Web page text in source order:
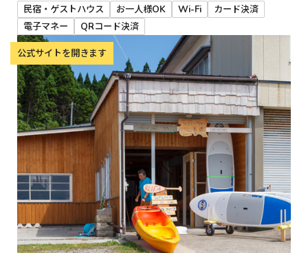
民宿・ゲストハウス
お一人様OK Wi-Fi
カード決済
電子マネー
QRコード決済